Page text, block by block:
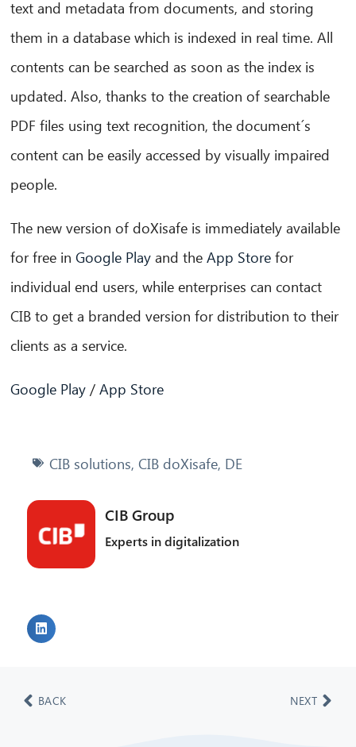
text and metadata from documents, and storing
them in a database which is indexed in real time. All
contents can be searched as soon as the index is
updated. Also, thanks to the creation of searchable
PDF files using text recognition, the document´s
content can be easily accessed by visually impaired
people.
The new version of doXisafe is immediately available
for free inGoogle Play and theApp Store for
individual end users, while enterprises can contact
CIB to get a branded version for distribution to their
clients as a service.
Google Play /App Store
CIB solutions, CIB doXisafe, DE
CIB Group
Experts in digitalization
BACK NEXT